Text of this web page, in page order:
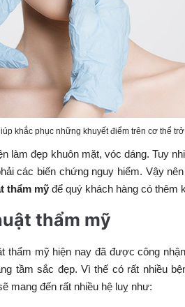
khắc phục những khuyết điểm trên cơ thể
làm đẹp khuôn mặt, vóc dáng. Tuy
các biến chứng nguy hiểm. Vậy
thẩm mỹ để quý khách hàng có thêm
thẩm mỹ
thẩm mỹ hiện nay đã được công
tầm sắc đẹp. Vì thế có rất nhiều
mang đến rất nhiều hệ luỵ như: